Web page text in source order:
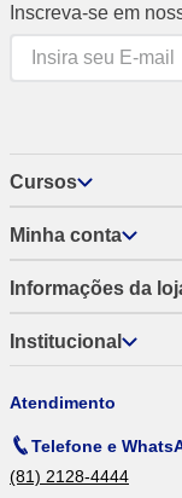
Inscreva-se em
Cursos
Minha conta
Informações da
Institucional
Atendimento
Telefone e
(81) 2128-4444